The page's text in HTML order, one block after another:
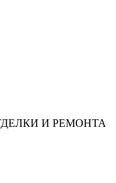
И РЕМОНТА